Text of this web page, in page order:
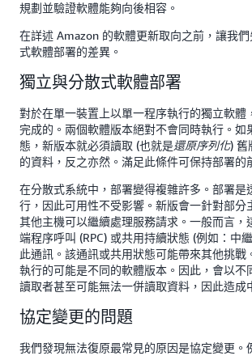
規劃並驗證軟體能夠向後相容。
在詳述 Amazon 的軟體更新取向之前，讓我
式軟體部署的差異。
獨立與分散式軟體部署
對於在單一裝置上以單一程序執行的獨立軟體
完成的。兩個軟體版本絕對不會同時執行。如
態，新版本就必須讀取 (也就是還原序列化) 舊
的資料，反之亦然。滿足此條件可保持部署的
在分散式系統中，部署變得複雜許多。部署是
行，因此可用性不受影響。新版會一針對部分
其他主機可以繼續處理服務請求。一般而言，
端程序呼叫 (RPC) 或共用持續狀態 (例如：中
此通訊。該通訊或共用狀態可能帶來其他挑戰
執行的可能是不同的軟體版本。因此，會以不
讀取者甚至可能無法一併讀取資料，因此造成
協定變更的問題
我們發現無法復原最常見的原因是協定變更。